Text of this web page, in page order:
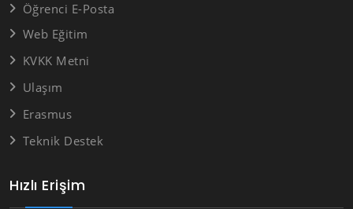
Hızlı Erişim
Öğrenci E-Posta
Web Eğitim
KVKK Metni
Ulaşım
Erasmus
Teknik Destek